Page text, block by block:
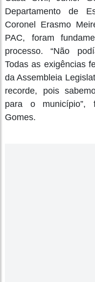
Departamento de
Coronel Erasmo
PAC, foram
processo. “Não
Todas as exigências
da Assembleia
recorde, pois
para o município”,
Gomes.